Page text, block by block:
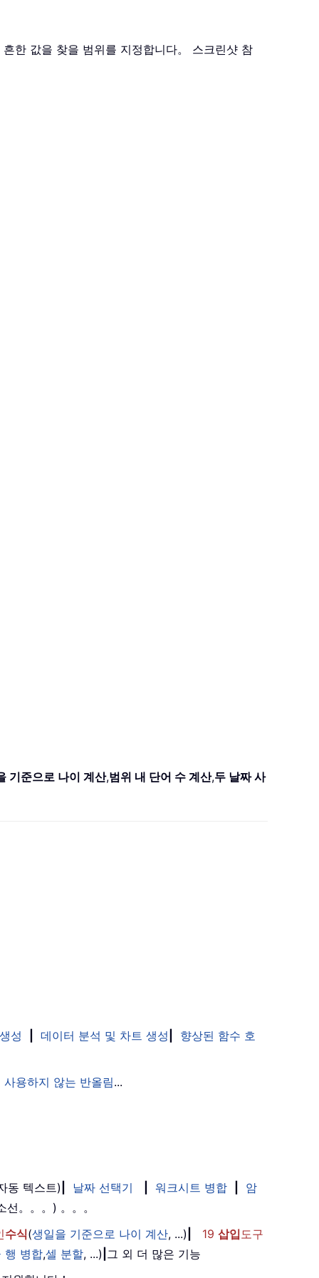
한 값을 찾을 범위를 지정합니다。 스크린샷 참
기준으로 나이 계산,범위 내 단어 수 계산,두 날짜 사
성 데이터 분석 및 차트 생성 향상된 함수 호
사용하지 않는 반올림...
동 텍스트) 날짜 선택기 워크시트 병합
암
。。。) 。。。
수식(생일을 기준으로 나이 계산, ...) 19 삽입도구
행 병합,셀 분할, ...) 그 외 더 많은 기능